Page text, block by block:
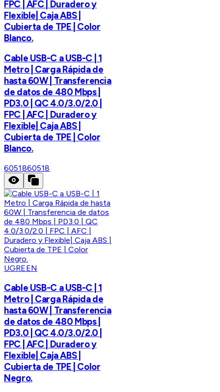
FPC | AFC | Duradero y
Flexible| Caja ABS |
Cubierta de TPE | Color
Blanco.
Cable USB-C a USB-C | 1
Metro | Carga Rápida de
hasta 60W | Transferencia
de datos de 480 Mbps |
PD3.0 | QC 4.0/3.0/2.0 |
FPC | AFC | Duradero y
Flexible| Caja ABS |
Cubierta de TPE | Color
Blanco.
6051860518
UGREEN
Cable USB-C a USB-C | 1
Metro | Carga Rápida de
hasta 60W | Transferencia
de datos de 480 Mbps |
PD3.0 | QC 4.0/3.0/2.0 |
FPC | AFC | Duradero y
Flexible| Caja ABS |
Cubierta de TPE | Color
Negro.